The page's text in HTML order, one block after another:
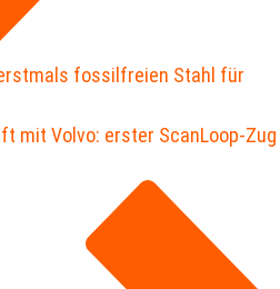
fossilfreien Stahl für
mit Volvo: erster ScanLoop-Zug